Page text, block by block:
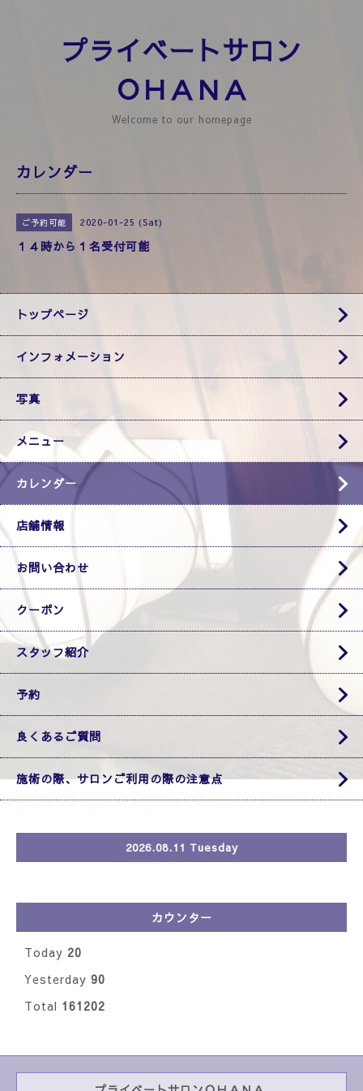
プライベートサロン
ＯＨＡＮＡ
Welcome to our homepage
カレンダー
ご予約可能 2020-01-25 (Sat)
１４時から１名受付可能
トップページ
インフォメーション
写真
メニュー
カレンダー
店舗情報
お問い合わせ
クーポン
スタッフ紹介
予約
良くあるご質問
施術の際、サロンご利用の際の注意点
2026.08.11 Tuesday
カウンター
Today 20
Yesterday 90
Total 161202